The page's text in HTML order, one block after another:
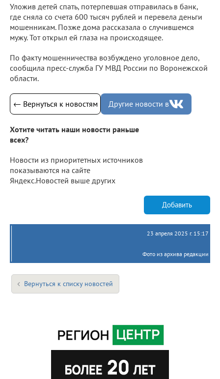
Уложив детей спать, потерпевшая отправилась в банк,
где сняла со счета 600 тысяч рублей и перевела деньги
мошенникам. Позже дома рассказала о случившемся
мужу. Тот открыл ей глаза на происходящее.
По факту мошенничества возбуждено уголовное дело,
сообщила пресс-служба ГУ МВД России по Воронежской
области.
← Вернуться к новостям Другие новости в
Хотите читать наши новости раньше
всех?
Новости из приоритетных источников
показываются на сайте
Яндекс.Новостей выше других
Добавить
23 апреля 2025 г. 15:17
Фото из архива редакции
Вернуться к списку новостей